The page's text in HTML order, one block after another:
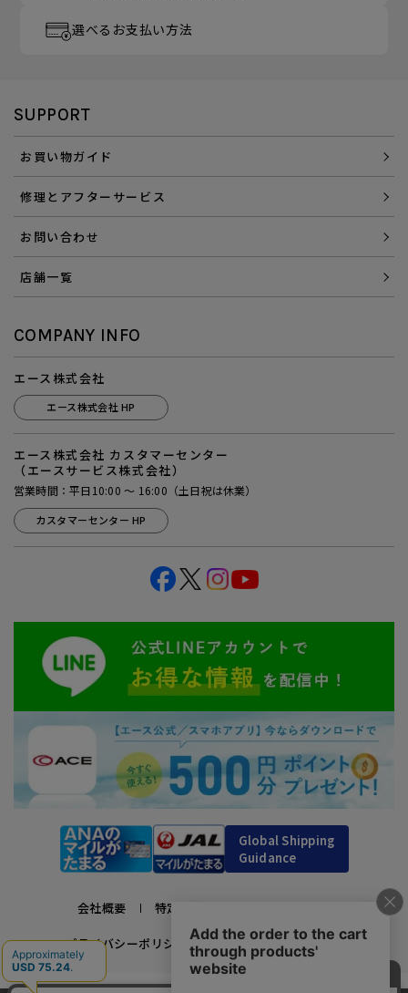
選べるお支払い方法
SUPPORT
お買い物ガイド
修理とアフターサービス
お問い合わせ
店舗一覧
COMPANY INFO
エース株式会社
エース株式会社 HP
エース株式会社 カスタマーセンター
（エースサービス株式会社）
営業時間：平日10:00 ～ 16:00（土日祝は休業）
カスタマーセンター HP
Global Shipping
Guidance
会社概要 特定商取引法に基づく表示
プライバシーポリシー 利用規約 採用情報